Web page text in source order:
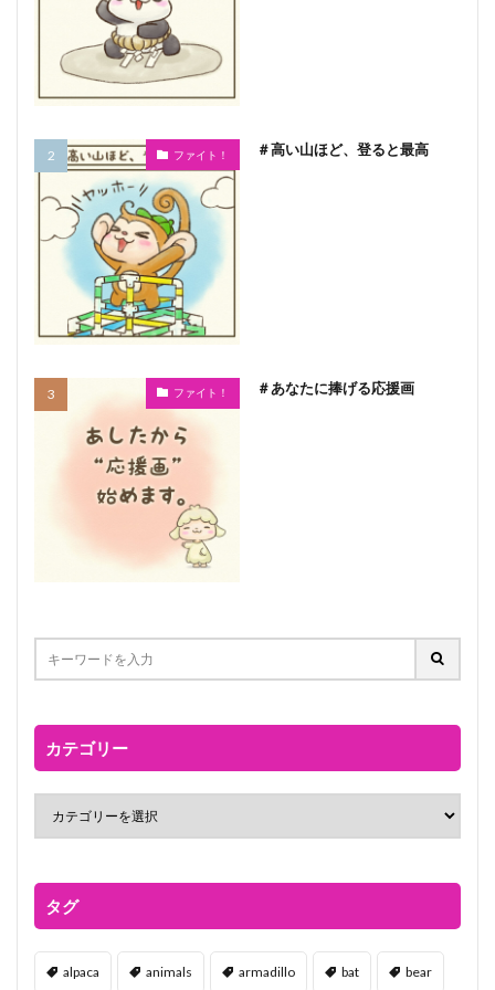
ファイト！ ＃高い山ほど、登ると最高
ファイト！ ＃あなたに捧げる応援画
カテゴリー
タグ
alpaca animals armadillo bat bear